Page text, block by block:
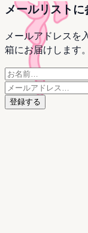
メールリストに
メールアドレスを
箱にお届けします。
登録する